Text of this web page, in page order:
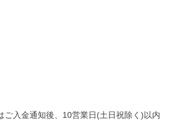
入金通知後、10営業日(土日祝除く)以内